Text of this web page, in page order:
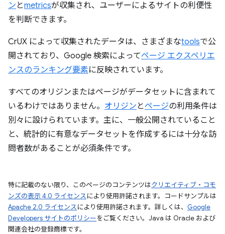
ン とmetricsが収集され、ユーザーによるサイトの利便性
を判断できます。
CrUX によって収集されたデータは、さまざまなtoolsで公
開されており、Google 検索によってページ エクスペリエ
ンスのランキング要素に反映されています。
すべてのオリジンまたはページがデータセットに含まれて
いるわけではありません。 オリジン とページの利用条件は
別々に設けられています。主に、一般公開されていること
と、統計的に有意なデータセットを作成するには十分な訪
問者数があることが必須条件です。
特に記載のない限り、このページのコンテンツはクリエイティブ・コモ
ンズの表示 4.0 ライセンスにより使用許諾されます。コードサンプルは
Apache 2.0 ライセンスにより使用許諾されます。詳しくは、 Google
Developers サイトのポリシーをご覧ください。Java は Oracle および
関連会社の登録商標です。